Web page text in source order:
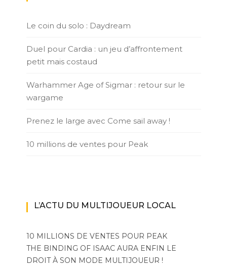
Le coin du solo : Daydream
Duel pour Cardia : un jeu d’affrontement
petit mais costaud
Warhammer Age of Sigmar : retour sur le
wargame
Prenez le large avec Come sail away !
10 millions de ventes pour Peak
L’ACTU DU MULTIJOUEUR LOCAL
10 MILLIONS DE VENTES POUR PEAK
THE BINDING OF ISAAC AURA ENFIN LE
DROIT À SON MODE MULTIJOUEUR !